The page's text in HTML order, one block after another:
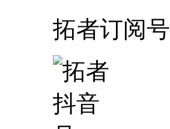
拓者订阅号